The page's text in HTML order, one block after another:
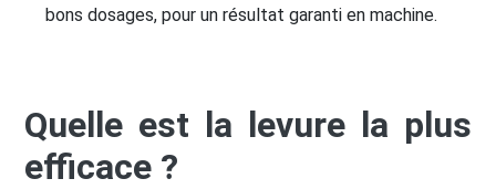
bons dosages, pour un résultat garanti en machine.
Quelle est la levure la plus
efficace ?